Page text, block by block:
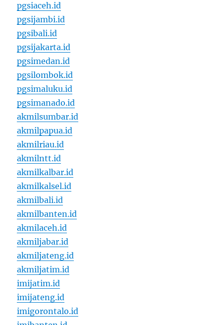
pgsiaceh.id
pgsijambi.id
pgsibali.id
pgsijakarta.id
pgsimedan.id
pgsilombok.id
pgsimaluku.id
pgsimanado.id
akmilsumbar.id
akmilpapua.id
akmilriau.id
akmilntt.id
akmilkalbar.id
akmilkalsel.id
akmilbali.id
akmilbanten.id
akmilaceh.id
akmiljabar.id
akmiljateng.id
akmiljatim.id
imijatim.id
imijateng.id
imigorontalo.id